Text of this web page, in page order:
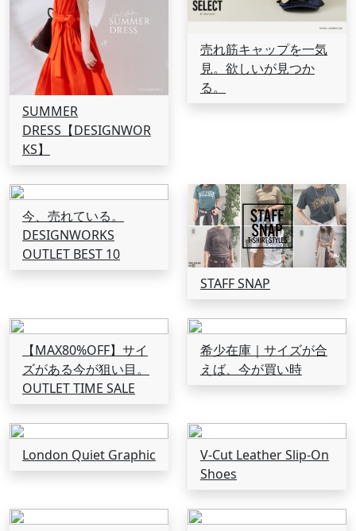
SUMMER
DRESS【DESIGNWOR
KS】
売れ筋キャップを一気
見。欲しいが見つか
る。
今、売れている。
DESIGNWORKS
OUTLET BEST 10
STAFF SNAP
【MAX80%OFF】サイ
ズがある今が狙い目。
OUTLET TIME SALE
希少在庫｜サイズが合
えば、今が買い時
London Quiet Graphic
V-Cut Leather Slip-On
Shoes